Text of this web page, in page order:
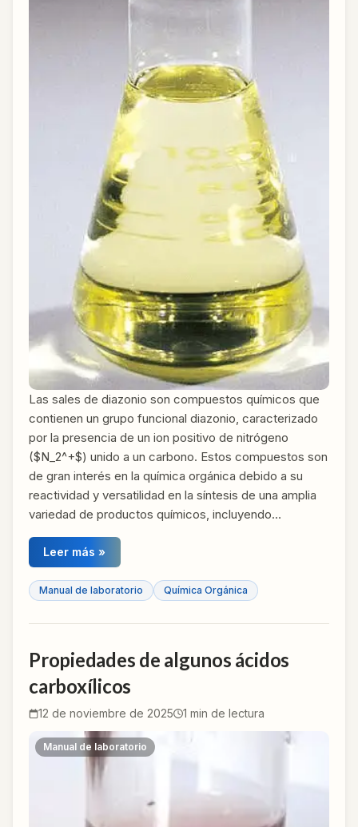
Las sales de diazonio son compuestos químicos que
contienen un grupo funcional diazonio, caracterizado
por la presencia de un ion positivo de nitrógeno
($N_2^+$) unido a un carbono. Estos compuestos son
de gran interés en la química orgánica debido a su
reactividad y versatilidad en la síntesis de una amplia
variedad de productos químicos, incluyendo…
Leer más »
Manual de laboratorio Química Orgánica
Propiedades de algunos ácidos
carboxílicos
12 de noviembre de 2025 1 min de lectura
Manual de laboratorio